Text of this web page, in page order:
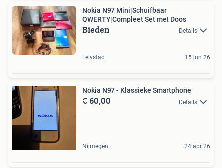
Nokia N97 Mini|Schuifbaar
QWERTY|Compleet Set met Doos
Bieden Details
Lelystad 15 jun 26
Nokia N97 - Klassieke Smartphone
€ 60,00 Details
Nijmegen 24 apr 26